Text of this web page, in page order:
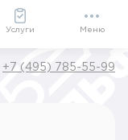
Подарки внутри
+7 (495) 785-55-99
Услуги Меню